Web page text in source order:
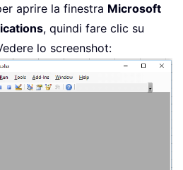
aprire la finestra Microsoft
, quindi fare clic su
lo screenshot: